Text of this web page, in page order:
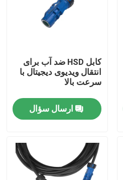
کابل HSD ضد آب برای
انتقال ویدیوی دیجیتال با
سرعت بالا
ارسال سؤال